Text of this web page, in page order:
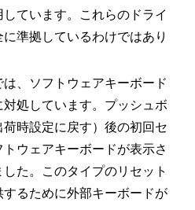
ています。これらのドライ
準拠しているわけではあり
、ソフトウェアキーボード
処しています。プッシュボ
時設定に戻す）後の初回セ
ウェアキーボードが表示さ
た。このタイプのリセット
るために外部キーボードが